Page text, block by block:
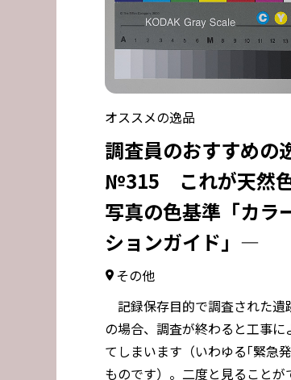
オススメの逸品
調査員のおすすめの
№315 これが天然
写真の色基準「カラ
ションガイド」―
その他
記録保存目的で調査された遺
の場合、調査が終わると工事に
てしまいます（いわゆる｢緊急
ものです）。二度と見ることが